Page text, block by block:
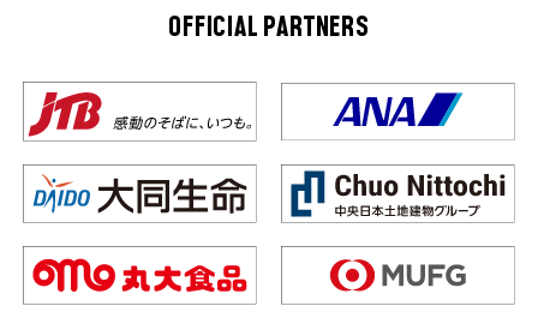
OFFICIAL PARTNERS